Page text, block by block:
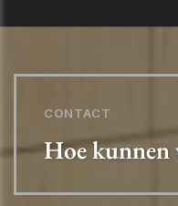
CONTACT
Hoe kunnen